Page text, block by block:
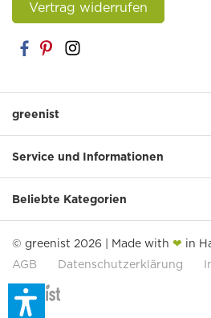
Vertrag widerrufen
greenist
Service und Informationen
Beliebte Kategorien
© greenist 2026 | Made with ❤ in
AGB
Datenschutzerklärung